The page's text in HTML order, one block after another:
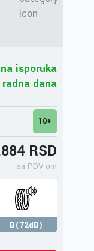
isporuka
dana
10+
RSD
sa PDV-om
B(72dB)